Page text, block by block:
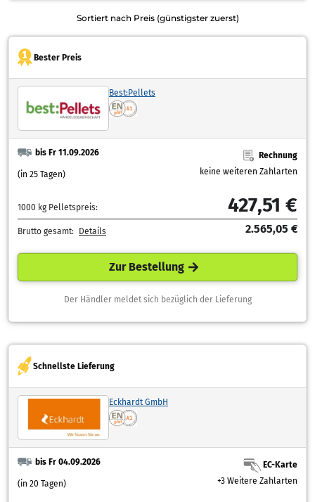
Sortiert nach Preis (günstigster zuerst)
Bester Preis
Best:Pellets
bis Fr 11.09.2026
(in 25 Tagen)
Rechnung
keine weiteren Zahlarten
1000 kg Pelletspreis: 427,51 €
Brutto gesamt: Details 2.565,05 €
Zur Bestellung
Der Händler meldet sich bezüglich der Lieferung
Schnellste Lieferung
Eckhardt GmbH
bis Fr 04.09.2026
(in 20 Tagen)
EC-Karte
+3 Weitere Zahlarten